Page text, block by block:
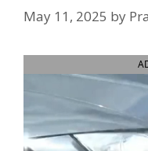
May 11, 2025 by